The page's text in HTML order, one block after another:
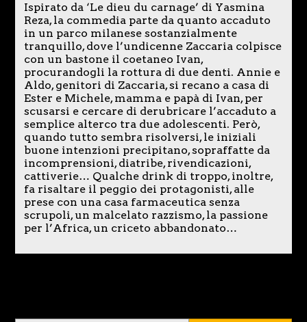
Ispirato da ‘Le dieu du carnage’ di Yasmina
Reza, la commedia parte da quanto accaduto
in un parco milanese sostanzialmente
tranquillo, dove l’undicenne Zaccaria colpisce
con un bastone il coetaneo Ivan,
procurandogli la rottura di due denti. Annie e
Aldo, genitori di Zaccaria, si recano a casa di
Ester e Michele, mamma e papà di Ivan, per
scusarsi e cercare di derubricare l’accaduto a
semplice alterco tra due adolescenti. Però,
quando tutto sembra risolversi, le iniziali
buone intenzioni precipitano, sopraffatte da
incomprensioni, diatribe, rivendicazioni,
cattiverie… Qualche drink di troppo, inoltre,
fa risaltare il peggio dei protagonisti, alle
prese con una casa farmaceutica senza
scrupoli, un malcelato razzismo, la passione
per l’Africa, un criceto abbandonato…